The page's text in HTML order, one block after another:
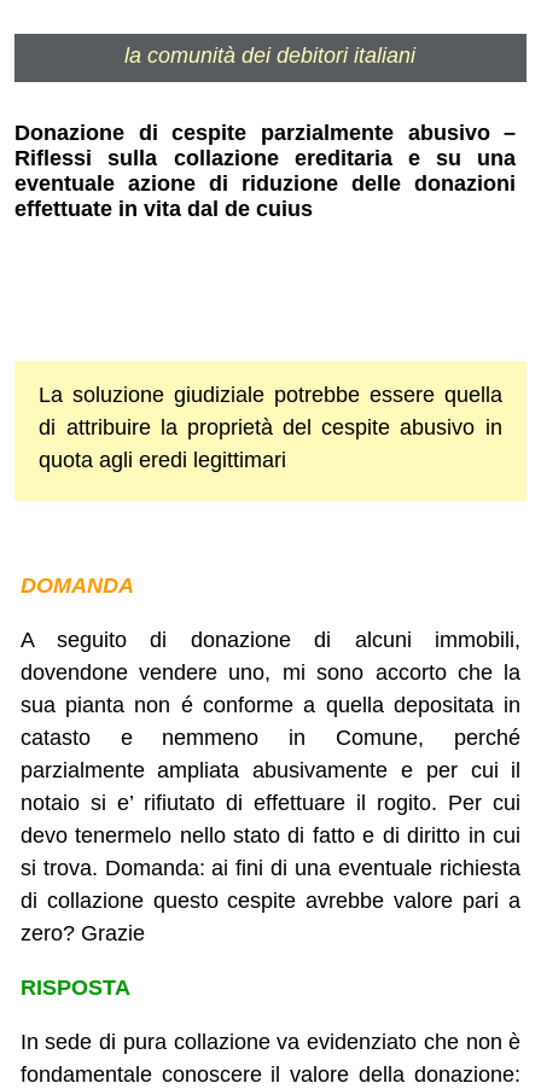
la comunità dei debitori italiani
Donazione di cespite parzialmente abusivo –
Riflessi sulla collazione ereditaria e su una
eventuale azione di riduzione delle donazioni
effettuate in vita dal de cuius
La soluzione giudiziale potrebbe essere quella
di attribuire la proprietà del cespite abusivo in
quota agli eredi legittimari
DOMANDA
A seguito di donazione di alcuni immobili,
dovendone vendere uno, mi sono accorto che la
sua pianta non é conforme a quella depositata in
catasto e nemmeno in Comune, perché
parzialmente ampliata abusivamente e per cui il
notaio si e’ rifiutato di effettuare il rogito. Per cui
devo tenermelo nello stato di fatto e di diritto in cui
si trova. Domanda: ai fini di una eventuale richiesta
di collazione questo cespite avrebbe valore pari a
zero? Grazie
RISPOSTA
In sede di pura collazione va evidenziato che non è
fondamentale conoscere il valore della donazione: